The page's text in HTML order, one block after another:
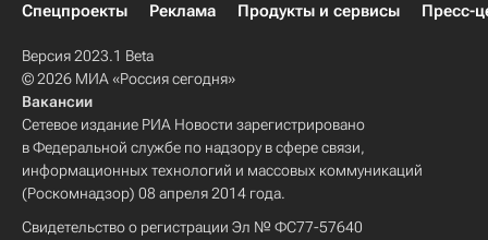
Спецпроекты
Реклама Продукты и сервисы Пресс-
Версия 2023.1 Beta
© 2026 МИА «Россия сегодня»
Вакансии
Сетевое издание РИА Новости зарегистрировано
в Федеральной службе по надзору в сфере связи,
информационных технологий и массовых коммуникаций
(Роскомнадзор) 08 апреля 2014 года.
Свидетельство о регистрации Эл № ФС77-57640